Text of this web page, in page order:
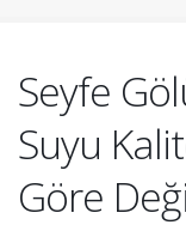
Seyfe
Suyu
Göre